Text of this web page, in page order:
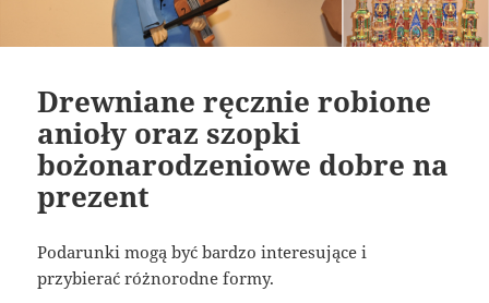
Drewniane ręcznie robione
anioły oraz szopki
bożonarodzeniowe dobre na
prezent
Podarunki mogą być bardzo interesujące i
przybierać różnorodne formy.